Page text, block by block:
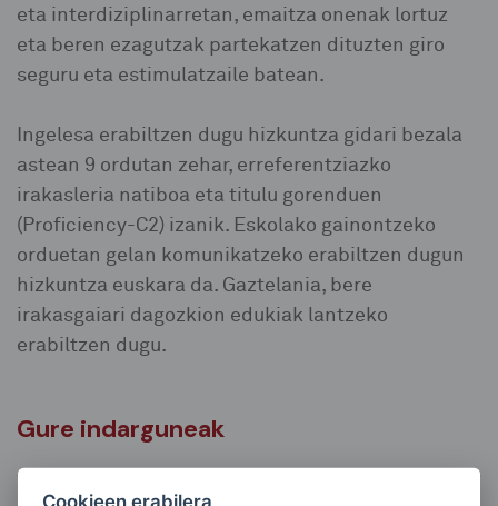
eta interdiziplinarretan, emaitza onenak lortuz
eta beren ezagutzak partekatzen dituzten giro
seguru eta estimulatzaile batean.
Ingelesa erabiltzen dugu hizkuntza gidari bezala
astean 9 ordutan zehar, erreferentziazko
irakasleria natiboa eta titulu gorenduen
(Proficiency-C2) izanik. Eskolako gainontzeko
orduetan gelan komunikatzeko erabiltzen dugun
hizkuntza euskara da. Gaztelania, bere
irakasgaiari dagozkion edukiak lantzeko
erabiltzen dugu.
Gure indarguneak
Cookieen erabilera